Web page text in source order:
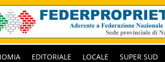
EDITORIALE LOCALE SUPER SUD